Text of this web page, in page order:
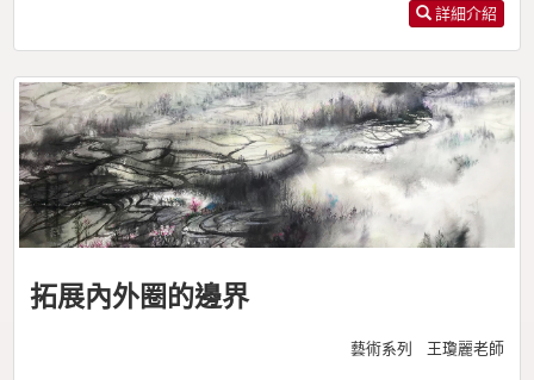
詳細介紹
拓展內外圈的邊界
藝術系列 王瓊麗老師